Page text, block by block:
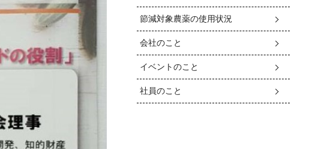
節減対象農薬の使用状況
会社のこと
イベントのこと
社員のこと